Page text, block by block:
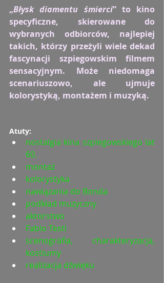
„Błysk diamentu śmierci” to kino
specyficzne, skierowane do
wybranych odbiorców, najlepiej
takich, którzy przeżyli wiele dekad
fascynacji szpiegowskim filmem
sensacyjnym. Może niedomaga
scenariuszowo, ale ujmuje
kolorystyką, montażem i muzyką.
Atuty:
nostalgia kina szpiegowskiego lat
60.
montaż
kolorystyka
nawiązania do Bonda
podkład muzyczny
aktorstwo
Fabio Testi
scenografia, charakteryzacja,
kostiumy
realizacja dźwięku